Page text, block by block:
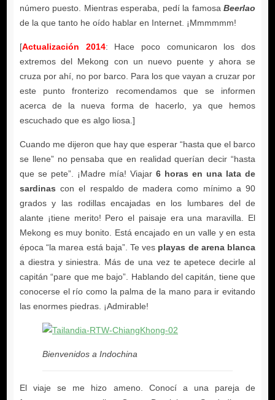
Beerlao
Actualización 2014
6 horas en una lata de
sardinas
playas de arena blanca
Bienvenidos a Indochina